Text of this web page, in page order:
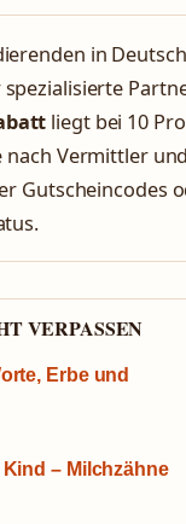
in
spezialisierte
liegt bei 10
Vermittler
Gutscheincodes
VERPASSEN
Erbe und
– Milchzähne